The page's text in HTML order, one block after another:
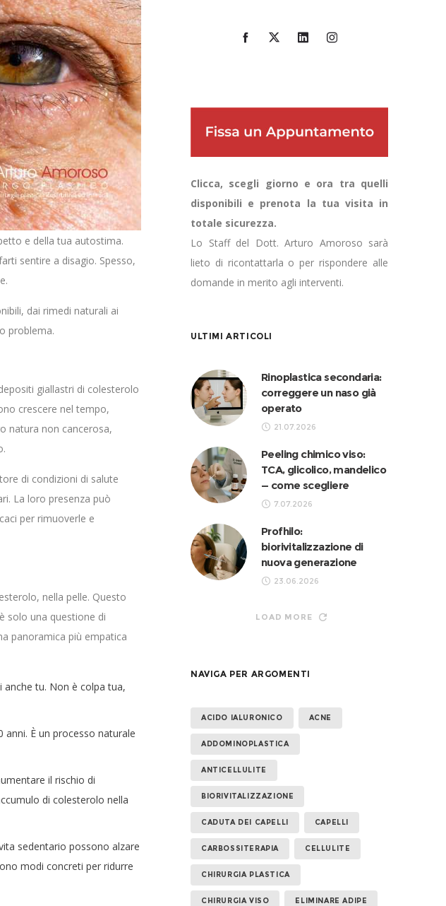
e della tua autostima.
sentire a disagio. Spesso,
dai rimedi naturali ai
problema.
giallastri di colesterolo
crescere nel tempo,
natura non cancerosa,
di condizioni di salute
La loro presenza può
per rimuoverle e
nella pelle. Questo
solo una questione di
panoramica più empatica
anche tu. Non è colpa tua,
È un processo naturale
il rischio di
di colesterolo nella
sedentario possono alzare
modi concreti per ridurre
Clicca, scegli giorno e ora tra quelli
disponibili e prenota la tua visita in
totale sicurezza.
Lo Staff del Dott. Arturo Amoroso sarà
lieto di ricontattarla o per rispondere alle
domande in merito agli interventi.
ULTIMI ARTICOLI
Rinoplastica secondaria:
correggere un naso già
operato
21.07.2026
Peeling chimico viso:
TCA, glicolico, mandelico
— come scegliere
7.07.2026
Profhilo:
biorivitalizzazione di
nuova generazione
23.06.2026
LOAD MORE
NAVIGA PER ARGOMENTI
ACIDO IALURONICO ACNE
ADDOMINOPLASTICA
ANTICELLULITE
BIORIVITALIZZAZIONE
CADUTA DEI CAPELLI CAPELLI
CARBOSSITERAPIA CELLULITE
CHIRURGIA PLASTICA
CHIRURGIA VISO ELIMINARE ADIPE